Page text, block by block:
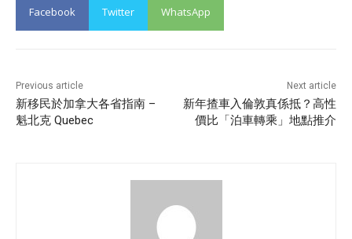
Facebook Twitter WhatsApp
Previous article
新移民於加拿大各省指南 –
魁北克 Quebec
Next article
新年揸車入倫敦真係抵？高性
價比「泊車轉乘」地點推介